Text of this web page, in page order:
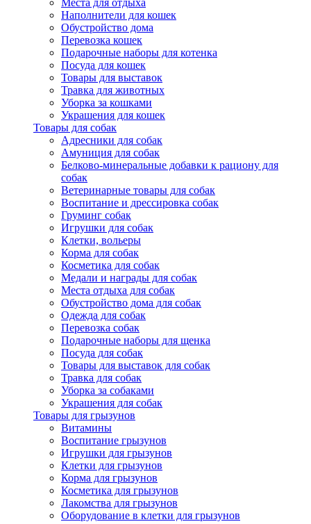
Места для отдыха
Наполнители для кошек
Обустройство дома
Перевозка кошек
Подарочные наборы для котенка
Посуда для кошек
Товары для выставок
Травка для животных
Уборка за кошками
Украшения для кошек
Товары для собак
Адресники для собак
Амуниция для собак
Белково-минеральные добавки к рациону для
собак
Ветеринарные товары для собак
Воспитание и дрессировка собак
Груминг собак
Игрушки для собак
Клетки, вольеры
Корма для собак
Косметика для собак
Медали и награды для собак
Места отдыха для собак
Обустройство дома для собак
Одежда для собак
Перевозка собак
Подарочные наборы для щенка
Посуда для собак
Товары для выставок для собак
Травка для собак
Уборка за собаками
Украшения для собак
Товары для грызунов
Витамины
Воспитание грызунов
Игрушки для грызунов
Клетки для грызунов
Корма для грызунов
Косметика для грызунов
Лакомства для грызунов
Оборудование в клетки для грызунов